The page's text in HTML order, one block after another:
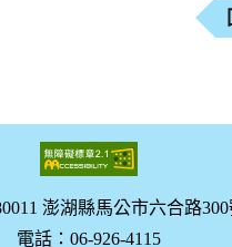
澎湖縣馬公市六合路
電話：06-926-4115